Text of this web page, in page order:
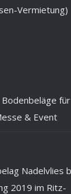
Vermietung)
für
& Event